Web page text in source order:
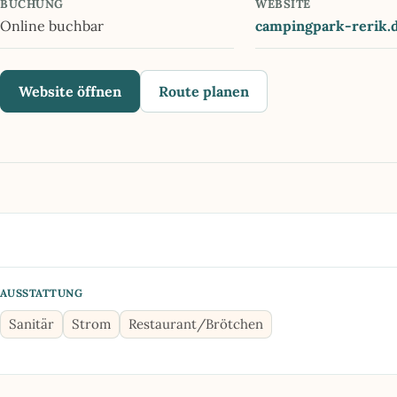
Website öffnen Route planen
BUCHUNG
Online buchbar
WEBSITE
campingpark-
AUSSTATTUNG
Sanitär Strom Restaurant/Brötchen